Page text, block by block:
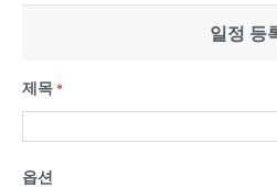
일정 등
제목 *
옵션